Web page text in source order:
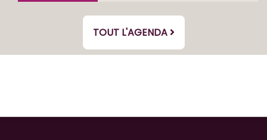
TOUT L'AGENDA